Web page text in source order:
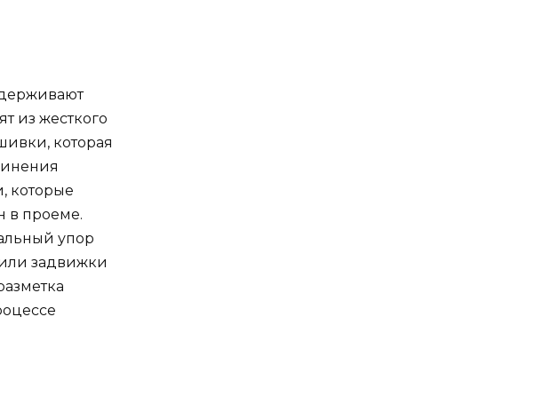
из жесткого
которая
которые
в проеме.
упор
задвижки